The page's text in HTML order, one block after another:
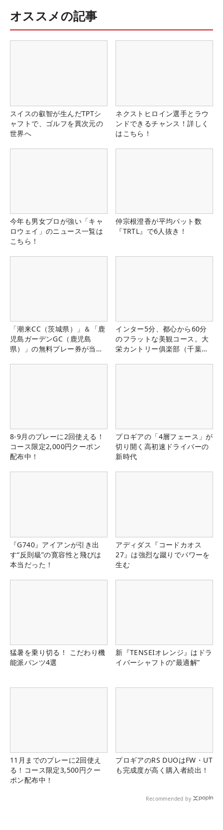
オススメの記事
スイスの叡智が生んだTPTシ
ャフトで、ゴルフを異次元の
世界へ
ネクストヒロイン選手とラウ
ンドできるチャンス！詳しく
はこちら！
今年も男女プロが強い「キャ
ロウェイ」のニュース一覧は
こちら！
仲宗根澄香が平均パット数
『TRTL』で6人抜き！
「潮来CC（茨城県）」＆「鹿
児島ガーデンGC（鹿児島
県）」の無料プレー券が当た
インター5分、都心から60分
のフラットな美観コース。大
栄カントリー俱楽部（千葉
8-9月のプレーに2回使える！
コース限定2,000円クーポン
配布中！
プロギアの「4層フェース」が
切り開く高初速ドライバーの
新時代
『G740』アイアンが引き出
す“反則級”の寛容性と飛びは
本当だった！
アディダス『コードカオス
27』は強烈な蹴りでパワーを
生む
猛暑を乗り切る！ こだわり機
能派パンツ4選
新『TENSEIオレンジ』はドラ
イバーシャフトの“最適解”
11月までのプレーに2回使え
る！コース限定3,500円クー
ポン配布中！
プロギアのRS DUOはFW・UT
も完成度が高く購入者続出！
Recommended by